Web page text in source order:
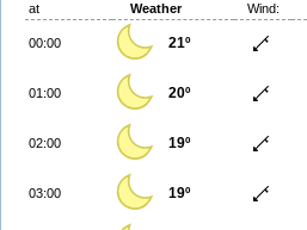
at Weather Wind:
00:00 21º
01:00 20º
02:00 19º
03:00 19º